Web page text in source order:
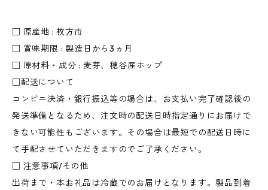
□ 原産地 : 枚方市
□ 賞味期限 : 製造日から3ヵ月
□ 原材料・成分 : 麦芽、穂谷産ホップ
□配送について
コンビニ決済・銀行振込等の場合は、お支払い完了確認後の
発送準備となるため、注文時の配送日時指定通りにお届けで
きない可能性もございます。その場合は最短での配送日時に
て手配させていただきますのでご了承ください。
□ 注意事項/その他
出荷まで・本お礼品は冷蔵でのお届けとなります。製品到着